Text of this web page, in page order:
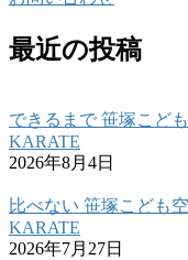
最近の投稿
できるまで 笹塚こど
KARATE
2026年8月4日
比べない 笹塚こども
KARATE
2026年7月27日